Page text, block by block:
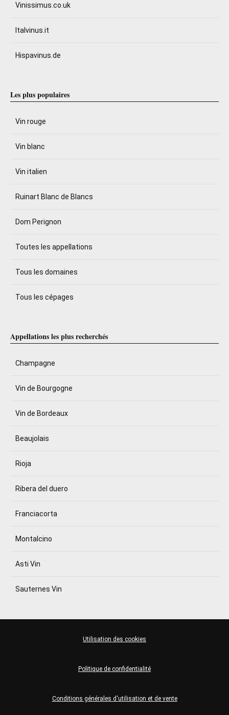
Vinissimus.co.uk
Italvinus.it
Hispavinus.de
Les plus populaires
Vin rouge
Vin blanc
Vin italien
Ruinart Blanc de Blancs
Dom Perignon
Toutes les appellations
Tous les domaines
Tous les cépages
Appellations les plus recherchés
Champagne
Vin de Bourgogne
Vin de Bordeaux
Beaujolais
Rioja
Ribera del duero
Franciacorta
Montalcino
Asti Vin
Sauternes Vin
Conditions générales d'utilisation et de vente
Politique de confidentialité
Utilisation des cookies